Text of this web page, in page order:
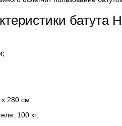
батута
280 см;
100 кг;